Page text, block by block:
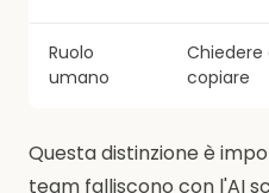
Ruolo
umano
Chiedere
copiare
Questa distinzione è
team falliscono con l'AI